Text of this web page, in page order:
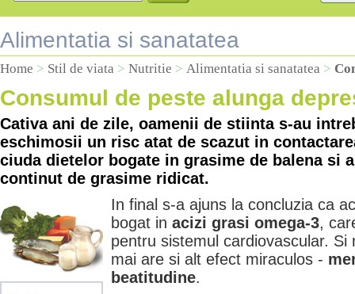
Alimentatia si sanatatea
Home > Stil de viata > Nutritie > Alimentatia si sanatatea >
Consumul de peste alunga
Cativa ani de zile, oamenii de stiinta s-au
eschimosii un risc atat de scazut in
ciuda dietelor bogate in grasime de balena si
continut de grasime ridicat.
In final s-a ajuns la concluzia ca
bogat in acizi grasi omega-3,
pentru sistemul cardiovascular.
mai are si alt efect miraculos -
beatitudine.